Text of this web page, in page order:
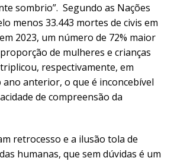
sombrio”. Segundo as Nações
menos 33.443 mortes de civis em
2023, um número de 72% maior
de mulheres e crianças
respectivamente, em
ano anterior, o que é inconcebível
de compreensão da
retrocesso e a ilusão tola de
humanas, que sem dúvidas é um